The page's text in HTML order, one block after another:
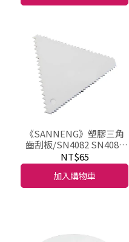
《SANNENG》塑膠三角
齒刮板/SN4082 SN4083
SN4091
NT$65
加入購物車